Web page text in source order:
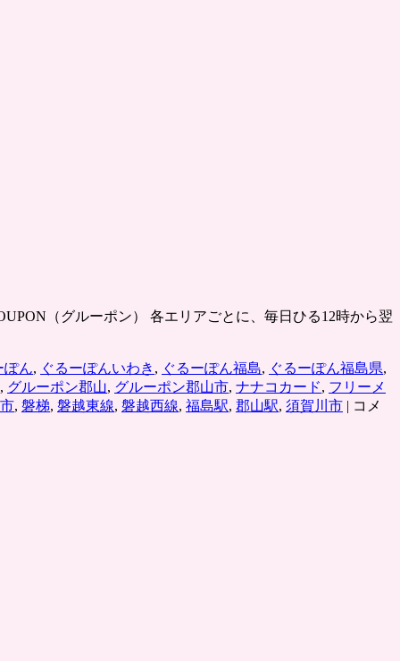
（グルーポン） 各エリアごとに、毎日ひる12時から翌
ぽん, ぐるーぽんいわき , ぐるーぽん福島, ぐるーぽん福島県,
, グルーポン郡山, グルーポン郡山市, ナナコカード, フリーメ
, 磐梯, 磐越東線, 磐越西線, 福島駅, 郡山駅, 須賀川市 | グ
コメ